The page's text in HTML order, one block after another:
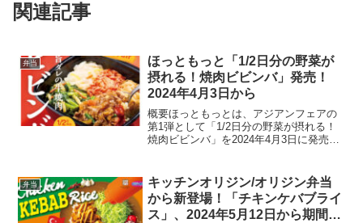
関連記事
弁当
ほっともっと「1/2日分の野菜が
摂れる！焼肉ビビンバ」発売！
2024年4月3日から
概要ほっともっとは、アジアンフェアの
第1弾として「1/2日分の野菜が摂れる！
焼肉ビビンバ」を2024年4月3日に発売し
り、野菜たっぷりで健康的な食事を提供
します。商品ラ...
弁当
キッチンオリジン/オリジン弁当
から新登場！「チキンケバブライ
ス」、2024年5月12日から期間限